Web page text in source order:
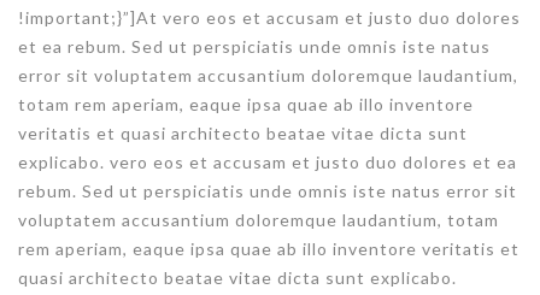
!important;}”]At vero eos et accusam et justo duo dolores
et ea rebum. Sed ut perspiciatis unde omnis iste natus
error sit voluptatem accusantium doloremque laudantium,
totam rem aperiam, eaque ipsa quae ab illo inventore
veritatis et quasi architecto beatae vitae dicta sunt
explicabo. vero eos et accusam et justo duo dolores et ea
rebum. Sed ut perspiciatis unde omnis iste natus error sit
voluptatem accusantium doloremque laudantium, totam
rem aperiam, eaque ipsa quae ab illo inventore veritatis et
quasi architecto beatae vitae dicta sunt explicabo.